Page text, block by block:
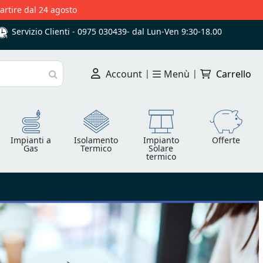
dal 24 agosto
Servizio Clienti - 0975 030439- dal Lun-Ven 9:30-18.00
Cerca
Account | Menù | Carrello
Impianti a
Gas
Isolamento
Termico
Impianto
Solare
termico
Offerte